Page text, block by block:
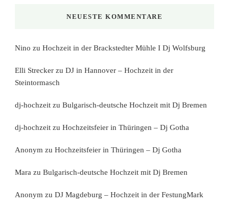
NEUESTE KOMMENTARE
Nino zu Hochzeit in der Brackstedter Mühle I Dj Wolfsburg
Elli Strecker zu DJ in Hannover – Hochzeit in der
Steintormasch
dj-hochzeit zu Bulgarisch-deutsche Hochzeit mit Dj Bremen
dj-hochzeit zu Hochzeitsfeier in Thüringen – Dj Gotha
Anonym zu Hochzeitsfeier in Thüringen – Dj Gotha
Mara zu Bulgarisch-deutsche Hochzeit mit Dj Bremen
Anonym zu DJ Magdeburg – Hochzeit in der FestungMark